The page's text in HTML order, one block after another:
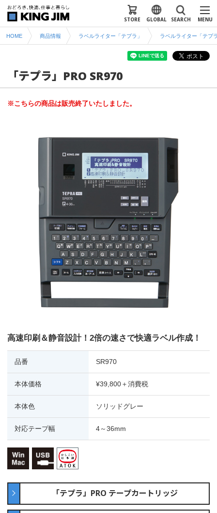
MENU
SEARCH
GLOBAL
STORE
HOME 商品情報 ラベルライター「テプラ」 ラベルライター「テプ
「テプラ」PRO SR970
※こちらの商品は販売終了いたしました。
高速印刷＆静音設計！2倍の速さで快適ラベル作成！
品番 SR970
本体価格 ¥39,800＋消費税
本体色 ソリッドグレー
対応テープ幅 4～36mm
「テプラ」PRO テープカートリッジ